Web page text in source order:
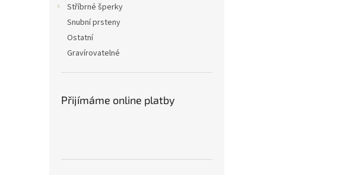
Stříbrné šperky
Snubní prsteny
Ostatní
Gravírovatelné
Přijímáme online platby